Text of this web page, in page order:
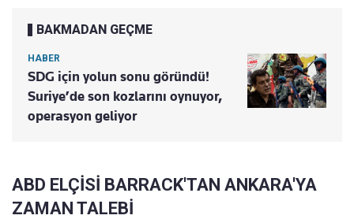
BAKMADAN GEÇME
HABER
SDG için yolun sonu göründü!
Suriye’de son kozlarını oynuyor,
operasyon geliyor
ABD ELÇİSİ BARRACK'TAN ANKARA'YA
ZAMAN TALEBİ